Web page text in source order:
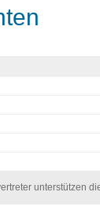
unterstützen